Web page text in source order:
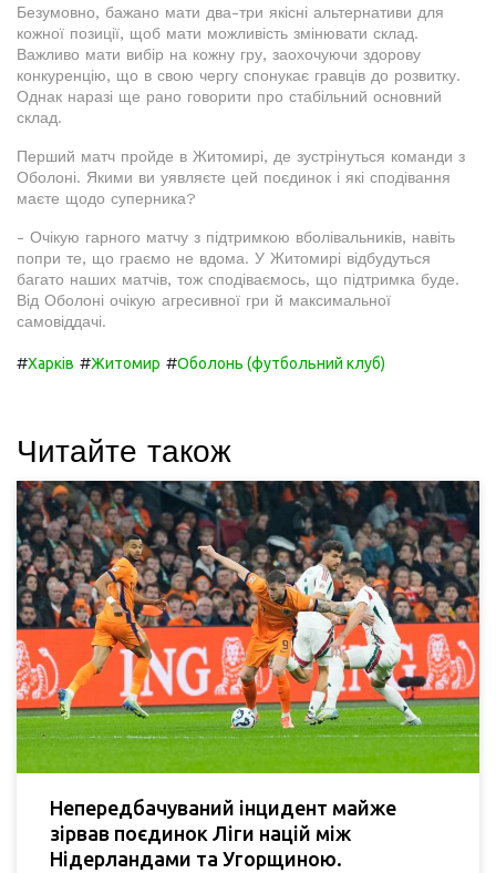
Безумовно, бажано мати два-три якісні альтернативи для
кожної позиції, щоб мати можливість змінювати склад.
Важливо мати вибір на кожну гру, заохочуючи здорову
конкуренцію, що в свою чергу спонукає гравців до розвитку.
Однак наразі ще рано говорити про стабільний основний
склад.
Перший матч пройде в Житомирі, де зустрінуться команди з
Оболоні. Якими ви уявляєте цей поєдинок і які сподівання
маєте щодо суперника?
- Очікую гарного матчу з підтримкою вболівальників, навіть
попри те, що граємо не вдома. У Житомирі відбудуться
багато наших матчів, тож сподіваємось, що підтримка буде.
Від Оболоні очікую агресивної гри й максимальної
самовіддачі.
#Харків #Житомир #Оболонь (футбольний клуб)
Читайте також
Непередбачуваний інцидент майже
зірвав поєдинок Ліги націй між
Нідерландами та Угорщиною.